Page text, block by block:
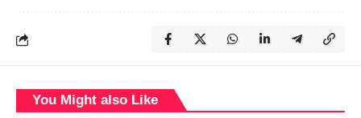
You Might also Like